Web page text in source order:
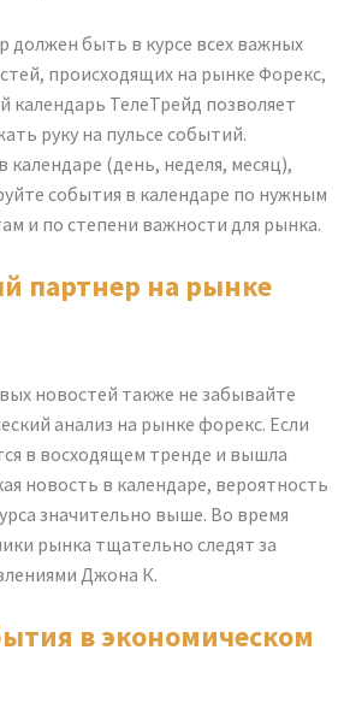
должен быть в курсе всех важных
происходящих на рынке Форекс,
календарь ТелеТрейд позволяет
руку на пульсе событий.
календаре (день, неделя, месяц),
события в календаре по нужным
и по степени важности для рынка.
партнер на рынке
новостей также не забывайте
анализ на рынке форекс. Если
в восходящем тренде и вышла
новость в календаре, вероятность
значительно выше. Во время
рынка тщательно следят за
Джона К.
в экономическом